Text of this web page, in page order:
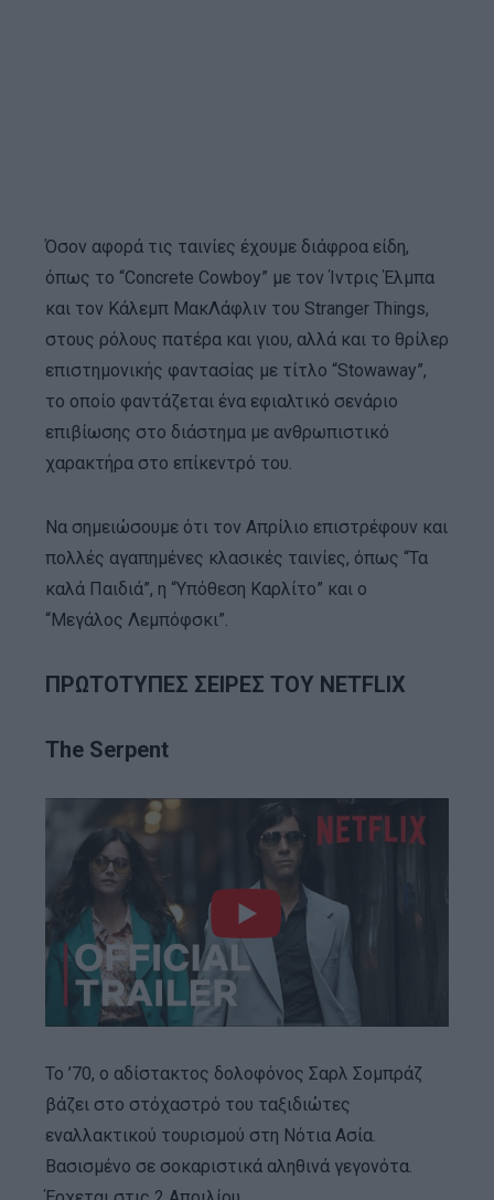
Όσον αφορά τις ταινίες έχουμε διάφροα είδη,
όπως το “Concrete Cowboy” με τον Ίντρις Έλμπα
και τον Κάλεμπ ΜακΛάφλιν του Stranger Things,
στους ρόλους πατέρα και γιου, αλλά και το θρίλερ
επιστημονικής φαντασίας με τίτλο “Stowaway”,
το οποίο φαντάζεται ένα εφιαλτικό σενάριο
επιβίωσης στο διάστημα με ανθρωπιστικό
χαρακτήρα στο επίκεντρό του.
Να σημειώσουμε ότι τον Απρίλιο επιστρέφουν και
πολλές αγαπημένες κλασικές ταινίες, όπως “Τα
καλά Παιδιά”, η “Υπόθεση Καρλίτο” και ο
“Μεγάλος Λεμπόφσκι”.
ΠΡΩΤΟΤΥΠΕΣ ΣΕΙΡΕΣ ΤΟΥ NETFLIX
The Serpent
Το ’70, ο αδίστακτος δολοφόνος Σαρλ Σομπράζ
βάζει στο στόχαστρό του ταξιδιώτες
εναλλακτικού τουρισμού στη Νότια Ασία.
Βασισμένο σε σοκαριστικά αληθινά γεγονότα.